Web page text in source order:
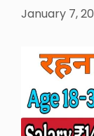
January 7,